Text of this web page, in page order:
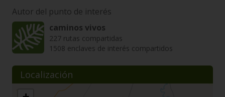
Autor del punto de interés
caminos vivos
227 rutas compartidas
1508 enclaves de interés compartidos
Localización